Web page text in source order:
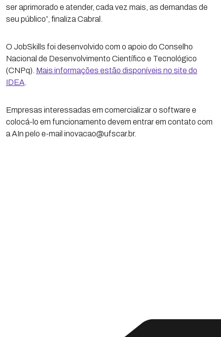
ser aprimorado e atender, cada vez mais, as demandas de
seu público”, finaliza Cabral.
O JobSkills foi desenvolvido com o apoio do Conselho
Nacional de Desenvolvimento Científico e Tecnológico
(CNPq). Mais informações estão disponíveis no site do
IDEA
Empresas interessadas em comercializar o software e
colocá-lo em funcionamento devem entrar em contato com
a AIn pelo e-mail inovacao@ufscar.br.